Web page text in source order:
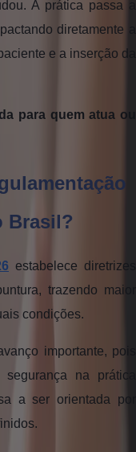
A prática passa a
diretamente a
e a inserção da
para quem atua ou
Brasil?
estabelece diretrizes
trazendo maior
condições.
importante, pois
na prática
a ser orientada por